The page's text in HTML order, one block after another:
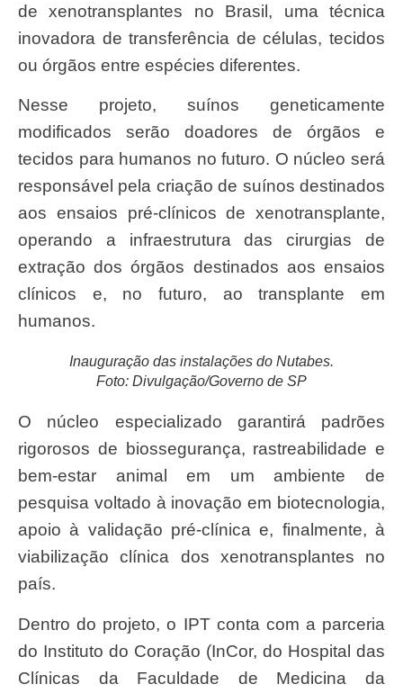
de xenotransplantes no Brasil, uma técnica
inovadora de transferência de células, tecidos
ou órgãos entre espécies diferentes.
Nesse projeto, suínos geneticamente
modificados serão doadores de órgãos e
tecidos para humanos no futuro. O núcleo será
responsável pela criação de suínos destinados
aos ensaios pré-clínicos de xenotransplante,
operando a infraestrutura das cirurgias de
extração dos órgãos destinados aos ensaios
clínicos e, no futuro, ao transplante em
humanos.
Inauguração das instalações do Nutabes.
Foto: Divulgação/Governo de SP
O núcleo especializado garantirá padrões
rigorosos de biossegurança, rastreabilidade e
bem-estar animal em um ambiente de
pesquisa voltado à inovação em biotecnologia,
apoio à validação pré-clínica e, finalmente, à
viabilização clínica dos xenotransplantes no
país.
Dentro do projeto, o IPT conta com a parceria
do Instituto do Coração (InCor, do Hospital das
Clínicas da Faculdade de Medicina da